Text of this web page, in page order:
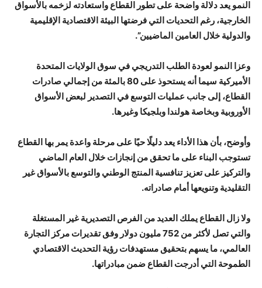
النمو يعد دلالة واضحة على تطور القطاع واستعادته لزخمه بالأسواق
الخارجية، رغم التحديات التي فرضتها البيئة الاقتصادية الإقليمية
والدولية خلال العامين الماضيين”.
وعزا النمو لعودة الطلب التدريجي في سوق الولايات المتحدة
الأميركية سيما أنه يستحوذ على 80 بالمئة من إجمالي صادرات
القطاع، إلى جانب عمليات التوسع في التصدير لبعض الأسواق
الأوروبية وبخاصة هولندا وبلجيكا وغيرها.
وأوضح، بأن هذا الأداء يعد دليلًا حيًا على مرحلة واعدة يمر بها القطاع
تستوجب البناء على ما تحقق من إنجازات خلال العام الماضي
والتركيز على تعزيز تنافسية المنتج الوطني والتوسع بالأسواق غير
التقليدية وتنويعها أمام صادراته.
ولا زال القطاع يملك العديد من الفرص التصديرية غير المستغلة
والتي تصل لأكثر من 752 مليون دولار وفق تقديرات مركز التجارة
العالمي، ما يسهم بتحقيق مستهدفات رؤية التحديث الاقتصادي
الطموحة التي أدرجت القطاع ضمن مبادراتها.